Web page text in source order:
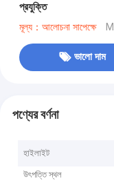
প্রযুক্তি
মূল্য：আলোচনা সাপেক্ষে
ভালো দাম
পণ্যের বর্ণনা
হাইলাইট
উৎপত্তি স্থল